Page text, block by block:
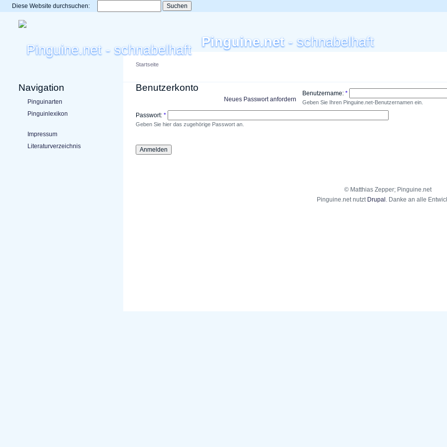
Diese Website durchsuchen:
Pinguine.net- schnabelhaft
Navigation
Pinguinarten
Pinguinlexikon
Impressum
Literaturverzeichnis
Startseite
Benutzerkonto
Neues Passwort anfordern
Benutzername:*
Geben Sie Ihren Pinguine.net-Benutzernamen ein.
Passwort: *
Geben Sie hier das zugehörige Passwort an.
© Matthias Zepper; Pinguine.net
Pinguine.net nutzt Drupal . Danke an alle